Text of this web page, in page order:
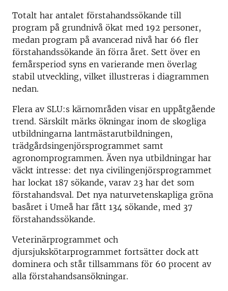
Totalt har antalet förstahandssökande till
program på grundnivå ökat med 192 personer,
medan program på avancerad nivå har 66 fler
förstahandssökande än förra året. Sett över en
femårsperiod syns en varierande men överlag
stabil utveckling, vilket illustreras i diagrammen
nedan.
Flera av SLU:s kärnområden visar en uppåtgående
trend. Särskilt märks ökningar inom de skogliga
utbildningarna lantmästarutbildningen,
trädgårdsingenjörsprogrammet samt
agronomprogrammen. Även nya utbildningar har
väckt intresse: det nya civilingenjörsprogrammet
har lockat 187 sökande, varav 23 har det som
förstahandsval. Det nya naturvetenskapliga gröna
basåret i Umeå har fått 134 sökande, med 37
förstahandssökande.
Veterinärprogrammet och
djursjukskötarprogrammet fortsätter dock att
dominera och står tillsammans för 60 procent av
alla förstahandsansökningar.